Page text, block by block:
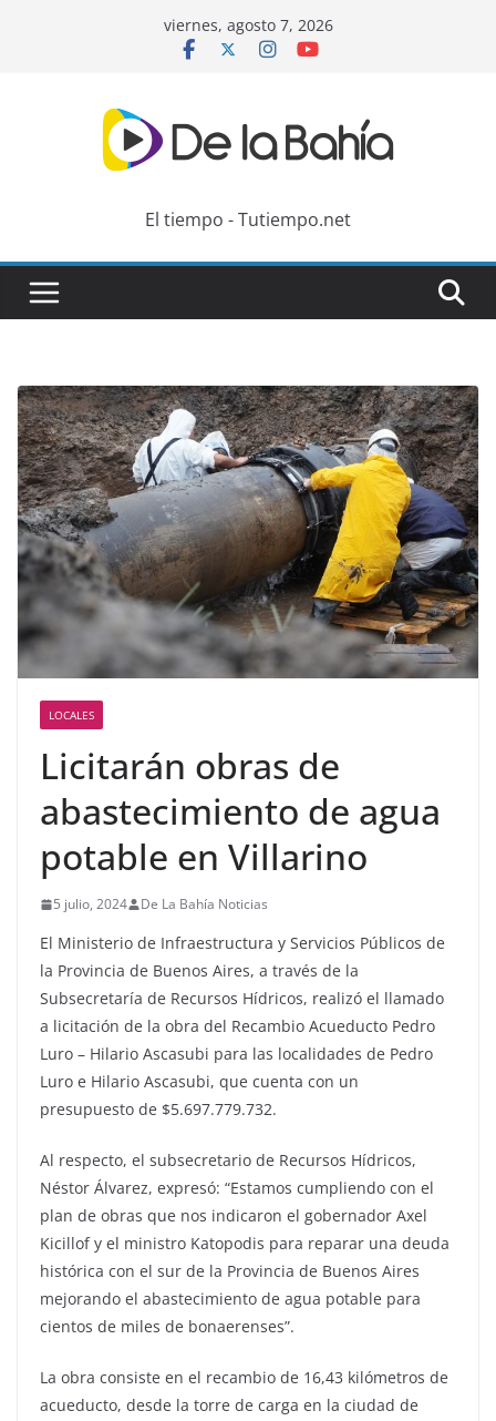
viernes, agosto 7, 2026
El tiempo - Tutiempo.net
LOCALES
Licitarán obras de
abastecimiento de agua
potable en Villarino
5 julio, 2024 De La Bahía Noticias
El Ministerio de Infraestructura y Servicios Públicos de
la Provincia de Buenos Aires, a través de la
Subsecretaría de Recursos Hídricos, realizó el llamado
a licitación de la obra del Recambio Acueducto Pedro
Luro – Hilario Ascasubi para las localidades de Pedro
Luro e Hilario Ascasubi, que cuenta con un
presupuesto de $5.697.779.732.
Al respecto, el subsecretario de Recursos Hídricos,
Néstor Álvarez, expresó: “Estamos cumpliendo con el
plan de obras que nos indicaron el gobernador Axel
Kicillof y el ministro Katopodis para reparar una deuda
histórica con el sur de la Provincia de Buenos Aires
mejorando el abastecimiento de agua potable para
cientos de miles de bonaerenses”.
La obra consiste en el recambio de 16,43 kilómetros de
acueducto, desde la torre de carga en la ciudad de